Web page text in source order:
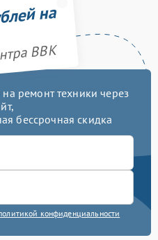
на
BBK
ремонт техники через
бессрочная скидка
конфиденциальности